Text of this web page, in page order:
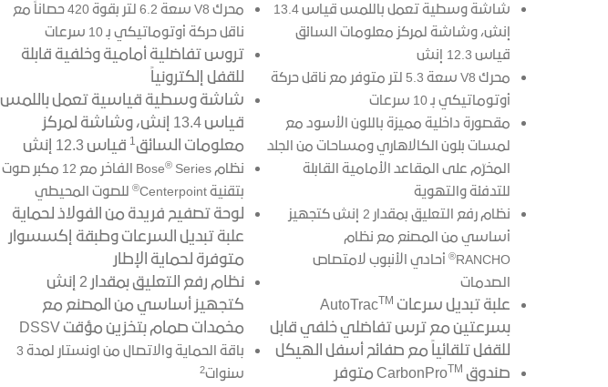
شاشة وسطية تعمل باللمس قياس 13.4
إنش، وشاشة لمركز معلومات السائق
قياس 12.3 إنش
محرك V8 سعة 5.3 لتر متوفر مع ناقل حركة
أوتوماتيكي بـ 10 سرعات
مقصورة داخلية مميزة باللون الأسود مع
لمسات بلون الكالاهاري ومساحات من الجلد
المخرّم على المقاعد الأمامية القابلة
للتدفئة والتهوية
نظام رفع التعليق بمقدار 2 إنش كتجهيز
أساسي من المصنع مع نظام
RANCHO
® أحادي الأنبوب لامتصاص
الصدمات
علبة تبديل سرعات AutoTrac TM
بسرعتين مع ترس تفاضلي خلفي قابل
للقفل تلقائياً مع صفائح أسفل الهيكل
صندوق CarbonPro TM متوفر
محرك V8 سعة 6.2 لتر بقوة 420 حصاناً مع
ناقل حركة أوتوماتيكي بـ 10 سرعات
تروس تفاضلية أمامية وخلفية قابلة
للقفل إلكترونياً
شاشة وسطية قياسية تعمل باللمس
قياس 13.4 إنش، وشاشة لمركز
معلومات السائق1 قياس 12.3 إنش
نظام Bose ®
Series الفاخر مع 12 مكبر صوت
بتقنية Centerpoint
® للصوت المحيطي
لوحة تصفيح فريدة من الفولاذ لحماية
علبة تبديل السرعات وطبقة إكسسوار
متوفرة لحماية الإطار
نظام رفع التعليق بمقدار 2 إنش
كتجهيز أساسي من المصنع مع
مخمدات صمام بتخزين مؤقت DSSV
باقة الحماية والاتصال من اونستار لمدة 3
سنوات2